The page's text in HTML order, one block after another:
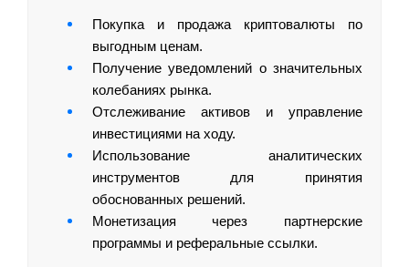
Покупка и продажа криптовалюты по
выгодным ценам.
Получение уведомлений о значительных
колебаниях рынка.
Отслеживание активов и управление
инвестициями на ходу.
Использование аналитических
инструментов для принятия
обоснованных решений.
Монетизация через партнерские
программы и реферальные ссылки.